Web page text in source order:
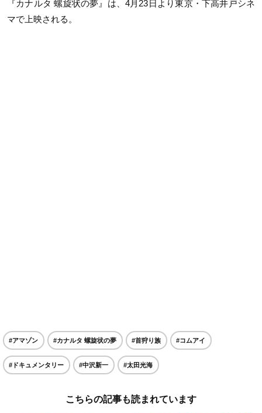
『カナルタ 螺旋状の夢』は、4月23日より東京・下高井戸シネ
マで上映される。
#アマゾン #カナルタ 螺旋状の夢 #首狩り族 #コムアイ
#ドキュメンタリー #中沢新一 #太田光海
こちらの記事も読まれています